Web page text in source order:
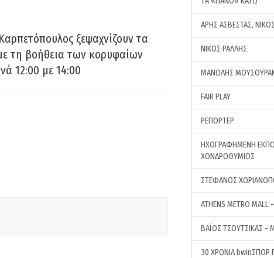
ξεψαχνίζουν τα
τη βοήθεια των κορυφαίων
12:00 με 14:00
ΑΡΗΣ ΑΣΒΕΣΤΑΣ,
ΝΙΚΟΣ ΡΑΛΛΗΣ
ΜΑΝΩΛΗΣ
FAIR PLAY
ΡΕΠΟΡΤΕΡ
ΗΧΟΓΡΑΦΗΜΕΝΗ
ΧΟΝΔΡΟΘΥΜΙΟΣ
ΣΤΕΦΑΝΟΣ
ATHENS METRO MALL
ΒΑΪΟΣ ΤΣΟΥΤΣΙΚΑΣ -
30 ΧΡΟΝΙΑ bwinΣΠΟΡ